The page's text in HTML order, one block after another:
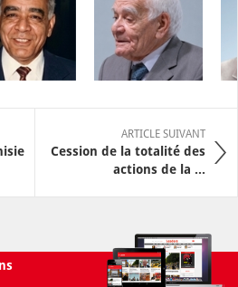
ARTICLE SUIVANT
Cession de la totalité des
actions de la ...